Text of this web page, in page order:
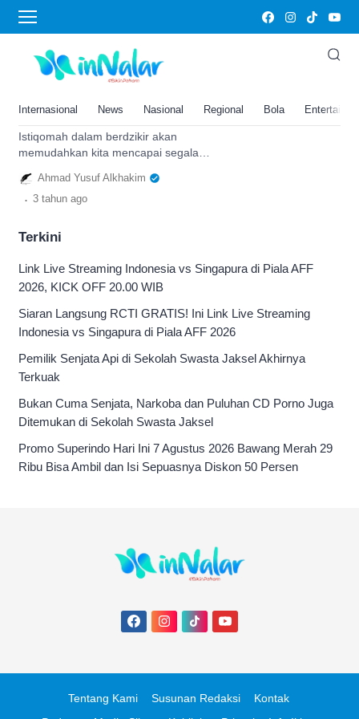
Internasional News Nasional Regional Bola
berdzikir
Hidup Kamu Merasa Susah, Gus
Iqdam Sebut Istiqomah Baca Ini
Akan Terus Bahagia
Istiqomah dalam berdzikir akan
memudahkan kita mencapai segala
Iqdam.
Ahmad Yusuf Alkhakim
. 3 tahun ago
Terkini
Link Live Streaming Indonesia vs Singapura di Piala AFF
2026, KICK OFF 20.00 WIB
Siaran Langsung RCTI GRATIS! Ini Link Live Streaming
Indonesia vs Singapura di Piala AFF 2026
Pemilik Senjata Api di Sekolah Swasta Jaksel Akhirnya
Terkuak
Bukan Cuma Senjata, Narkoba dan Puluhan CD Porno Juga
Ditemukan di Sekolah Swasta Jaksel
Promo Superindo Hari Ini 7 Agustus 2026 Bawang Merah 29
Ribu Bisa Ambil dan Isi Sepuasnya Diskon 50 Persen
Tentang Kami Susunan Redaksi
Kontak